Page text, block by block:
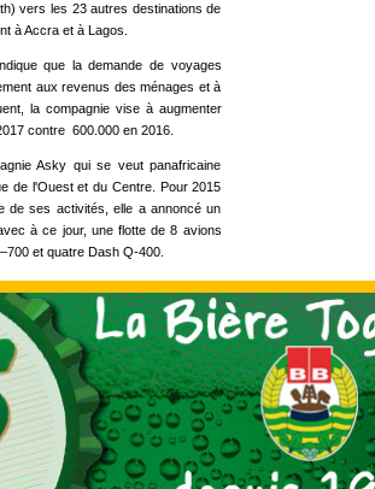
vers les 23 autres destinations de
à Accra et à Lagos.
que la demande de voyages
aux revenus des ménages et à
la compagnie vise à augmenter
contre 600.000 en 2016.
Asky qui se veut panafricaine
de l'Ouest et du Centre. Pour 2015
de ses activités, elle a annoncé un
à ce jour, une flotte de 8 avions
et quatre Dash Q-400.